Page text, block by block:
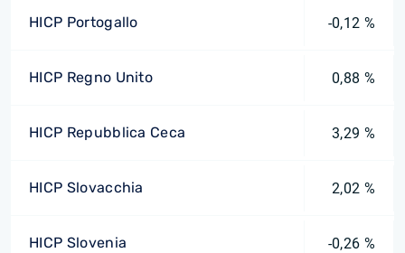
HICP Portogallo -0,12 %
HICP Regno Unito 0,88 %
HICP Repubblica Ceca 3,29 %
HICP Slovacchia 2,02 %
HICP Slovenia -0,26 %